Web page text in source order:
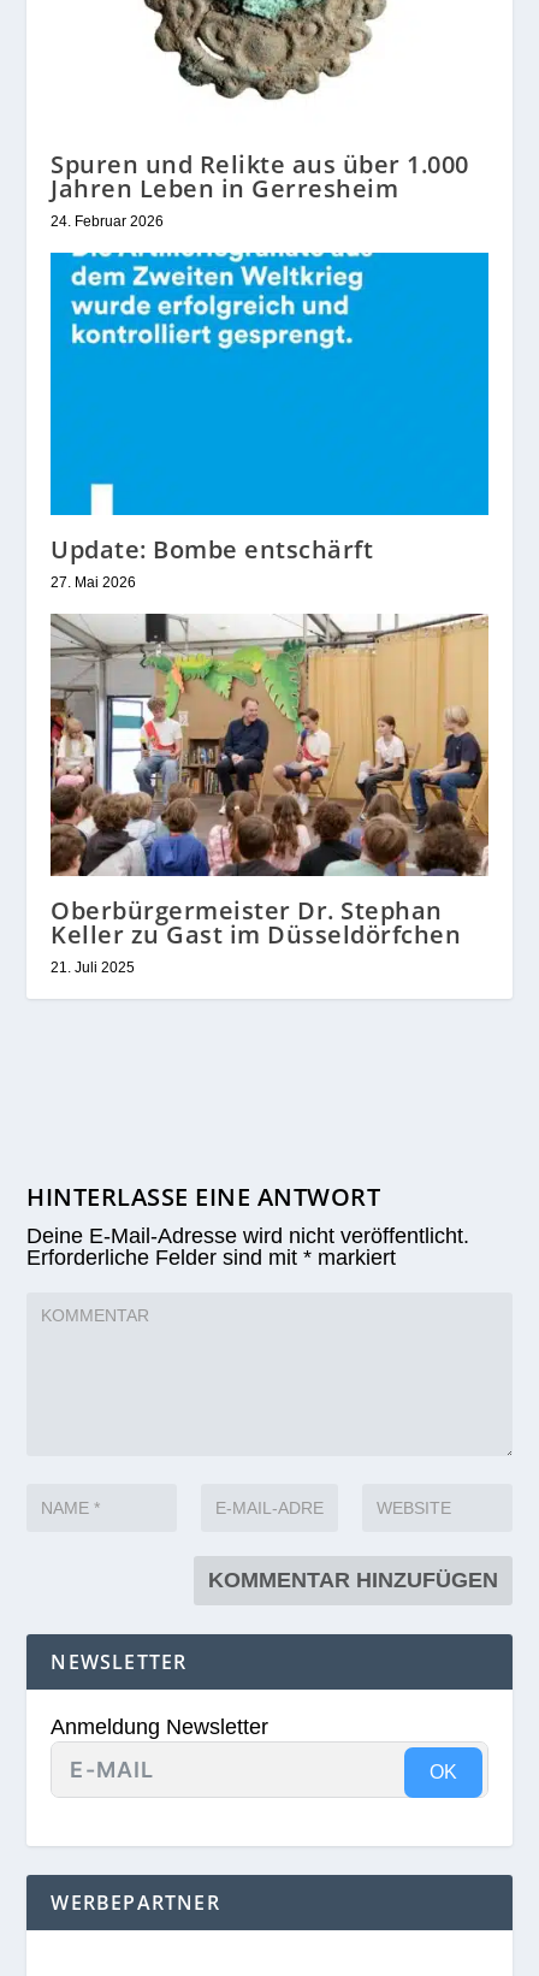
Spuren und Relikte aus über 1.000
Jahren Leben in Gerresheim
24. Februar 2026
Update: Bombe entschärft
27. Mai 2026
Oberbürgermeister Dr. Stephan
Keller zu Gast im Düsseldörfchen
21. Juli 2025
HINTERLASSE EINE ANTWORT
Deine E-Mail-Adresse wird nicht veröffentlicht.
Erforderliche Felder sind mit* markiert
NEWSLETTER
Anmeldung Newsletter
OK
WERBEPARTNER